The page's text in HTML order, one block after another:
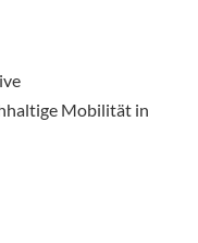
Mobilität in